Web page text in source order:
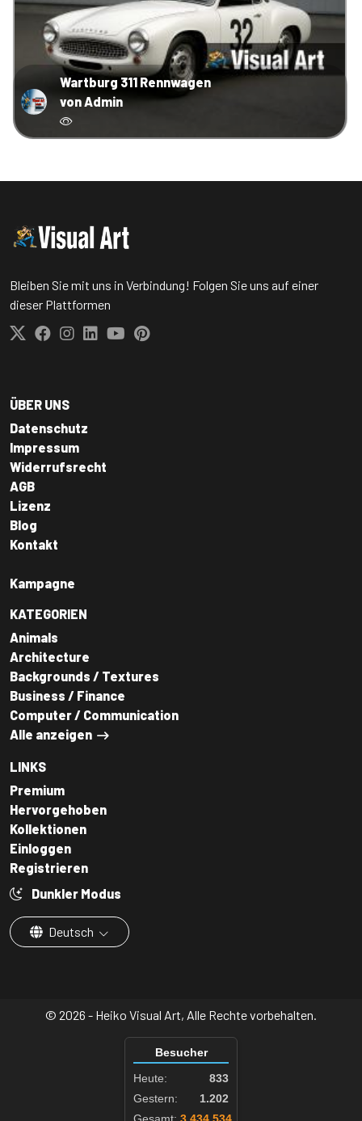
Wartburg 311 Rennwagen
von Admin
Bleiben Sie mit uns in Verbindung! Folgen Sie uns auf einer
dieser Plattformen
ÜBER UNS
Datenschutz
Impressum
Widerrufsrecht
AGB
Lizenz
Blog
Kontakt
Kampagne
KATEGORIEN
Animals
Architecture
Backgrounds / Textures
Business / Finance
Computer / Communication
Alle anzeigen
LINKS
Premium
Hervorgehoben
Kollektionen
Einloggen
Registrieren
Dunkler Modus
Deutsch
© 2026 - Heiko Visual Art, Alle Rechte vorbehalten.
Besucher
Heute:
833
Gestern:
1.202
Gesamt: 3.434.534